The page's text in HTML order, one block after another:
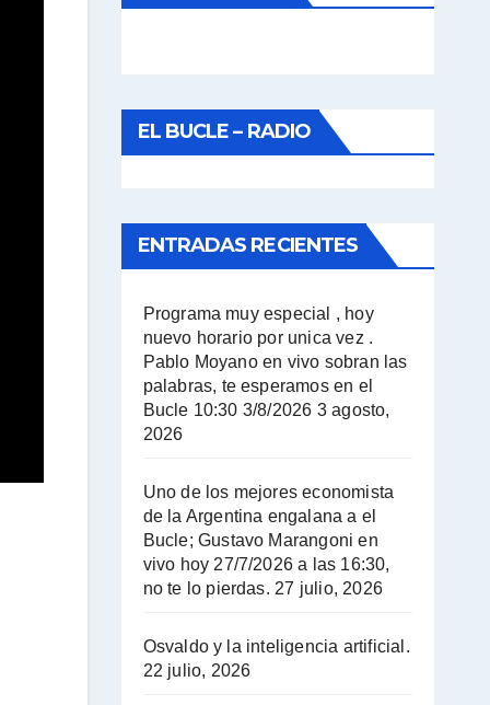
EL BUCLE – RADIO
ENTRADAS RECIENTES
Programa muy especial , hoy
nuevo horario por unica vez .
Pablo Moyano en vivo sobran las
palabras, te esperamos en el
Bucle 10:30 3/8/2026 3 agosto,
2026
Uno de los mejores economista
de la Argentina engalana a el
Bucle; Gustavo Marangoni en
vivo hoy 27/7/2026 a las 16:30,
no te lo pierdas. 27 julio, 2026
Osvaldo y la inteligencia artificial.
22 julio, 2026